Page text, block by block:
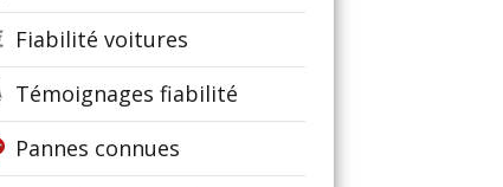
Fiabilité voitures
Témoignages fiabilité
Pannes connues